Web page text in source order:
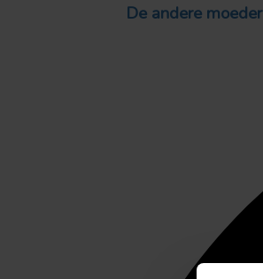
De andere moeder